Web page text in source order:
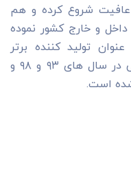
عافیت شروع کرده و هم
داخل و خارج کشور نموده
تولید کننده برتر
استانی در رشته صنایع تبدیلی دامی در سال های ۹۳ و ۹۸ و